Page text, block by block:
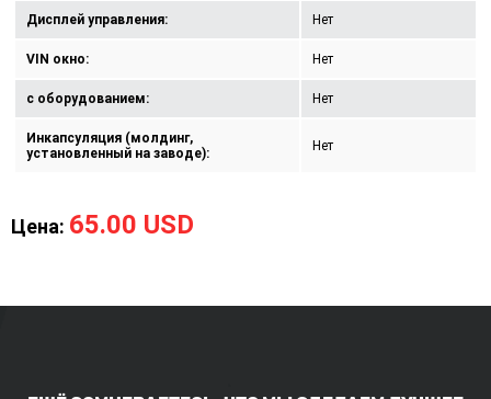
Дисплей управления: Нет
VIN окно: Нет
с оборудованием: Нет
Инкапсуляция (молдинг,
установленный на заводе):
Нет
Цена: 65.00 USD